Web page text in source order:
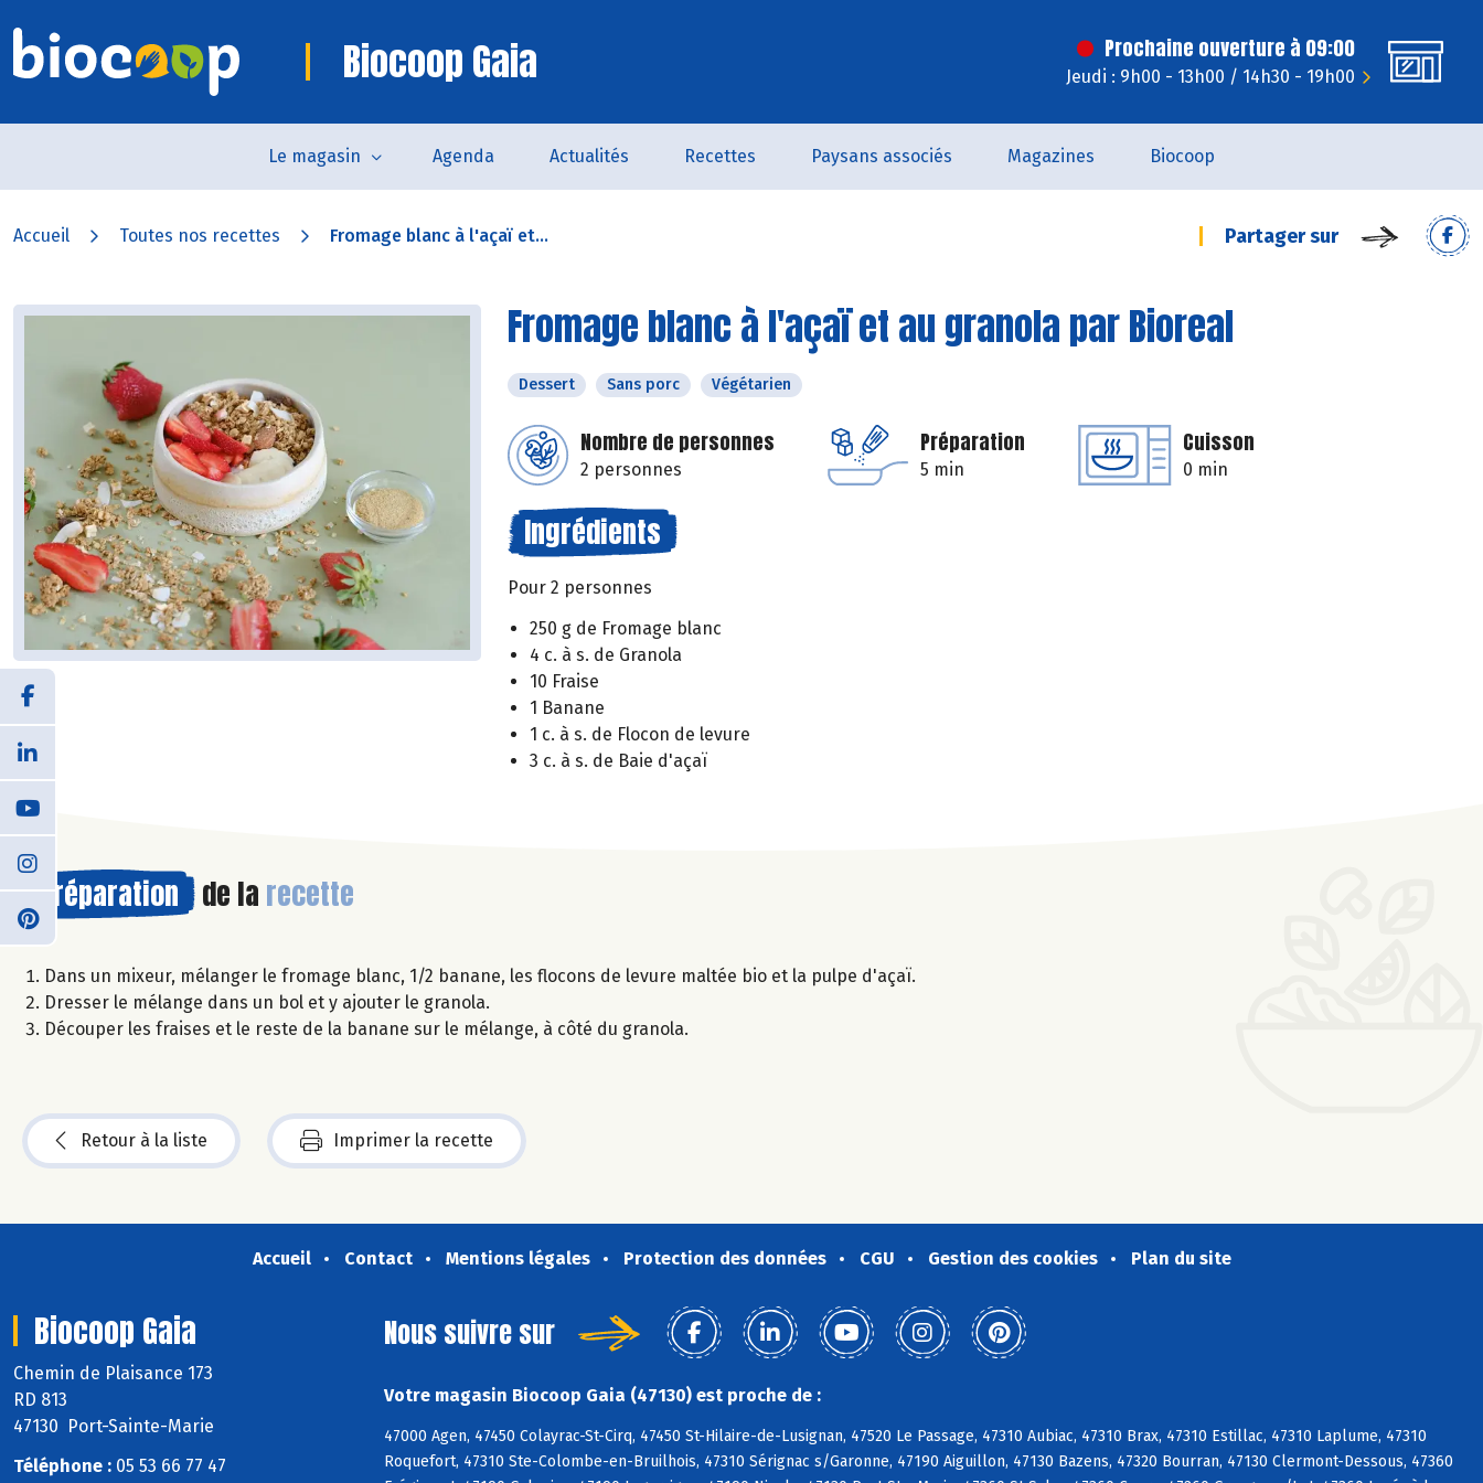
Biocoop Gaia Prochaine ouverture à 09:00
Jeudi : 9h00 - 13h00 / 14h30 - 19h00
Le magasin Agenda Actualités Recettes Paysans associés Magazines Biocoop
Accueil Toutes nos recettes Fromage blanc à l'açaï et... Partager sur
Fromage blanc à l'açaï et au granola par Bioreal
Dessert Sans porc Végétarien
Nombre de personnes
2 personnes
Préparation
5 min
Cuisson
0 min
Ingrédients
Pour 2 personnes
250 g de Fromage blanc
4 c. à s. de Granola
10 Fraise
1 Banane
1 c. à s. de Flocon de levure
3 c. à s. de Baie d'açaï
Préparation de la recette
Dans un mixeur, mélanger le fromage blanc, 1/2 banane, les flocons de levure maltée bio et la pulpe d'açaï.
Dresser le mélange dans un bol et y ajouter le granola.
Découper les fraises et le reste de la banane sur le mélange, à côté du granola.
Retour à la liste Imprimer la recette
Accueil Contact Mentions légales Protection des données CGU Gestion des cookies Plan du site
Biocoop Gaia
Chemin de Plaisance 173
RD 813
47130 Port-Sainte-Marie
Téléphone : 05 53 66 77 47
Nous suivre sur
Votre magasin Biocoop Gaia (47130) est proche de :
47000 Agen, 47450 Colayrac-St-Cirq, 47450 St-Hilaire-de-Lusignan, 47520 Le Passage, 47310 Aubiac, 47310 Brax, 47310 Estillac, 47310 Laplume, 47310
Roquefort, 47310 Ste-Colombe-en-Bruilhois, 47310 Sérignac s/Garonne, 47190 Aiguillon, 47130 Bazens, 47320 Bourran, 47130 Clermont-Dessous, 47360